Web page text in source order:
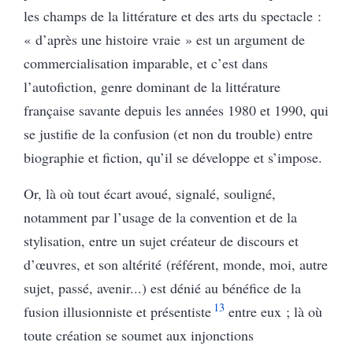
les champs de la littérature et des arts du spectacle :
« d’après une histoire vraie » est un argument de
commercialisation imparable, et c’est dans
l’autofiction, genre dominant de la littérature
française savante depuis les années 1980 et 1990, qui
se justifie de la confusion (et non du trouble) entre
biographie et fiction, qu’il se développe et s’impose.
Or, là où tout écart avoué, signalé, souligné,
notamment par l’usage de la convention et de la
stylisation, entre un sujet créateur de discours et
d’œuvres, et son altérité (référent, monde, moi, autre
sujet, passé, avenir...) est dénié au bénéfice de la
fusion illusionniste et présentiste 13entre eux ; là où
toute création se soumet aux injonctions